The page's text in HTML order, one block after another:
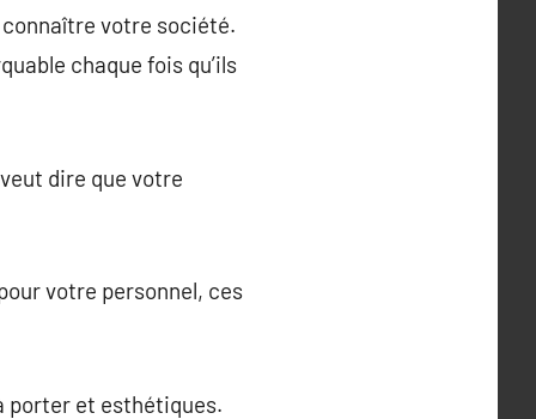
votre société.
chaque fois qu’ils
dire que votre
votre personnel, ces
porter et esthétiques.